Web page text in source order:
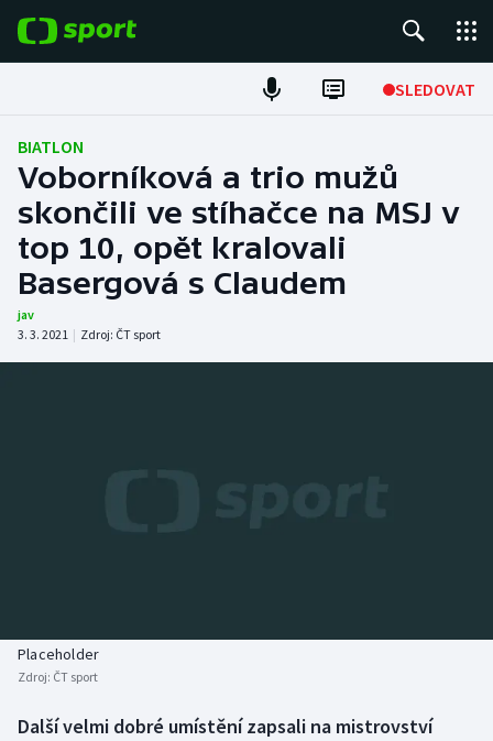
SLEDOVAT
Fotbal
Hokej
Tenis
Atletika
Boby a skeleton
Box
AZ kvíz
BIATLON
Voborníková a trio mužů
skončili ve stíhačce na MSJ v
top 10, opět kralovali
Basergová s Claudem
jav
3. 3. 2021 | Zdroj: ČT sport
Placeholder
Zdroj: ČT sport
Další velmi dobré umístění zapsali na mistrovství